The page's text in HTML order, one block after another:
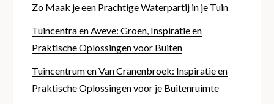
Zo Maak je een Prachtige Waterpartij in je Tuin
Tuincentra en Aveve: Groen, Inspiratie en
Praktische Oplossingen voor Buiten
Tuincentrum en Van Cranenbroek: Inspiratie en
Praktische Oplossingen voor je Buitenruimte